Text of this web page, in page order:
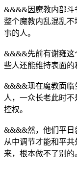
&&&&因魔教内部斗
整个魔教内乱混乱
事的人。
&&&&先前有谢雍这
些人还能维持表面的
&&&&现在魔教面临
人，一众长老此时
控权。
&&&&然，他们平日
从中调节才能和平
来，根本做不了别的